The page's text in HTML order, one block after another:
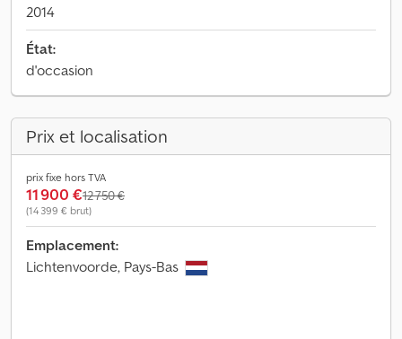
2014
État:
d'occasion
Prix et localisation
prix fixe hors TVA
11 900 €12 750 €
(14 399 € brut)
Emplacement:
Lichtenvoorde, Pays-Bas